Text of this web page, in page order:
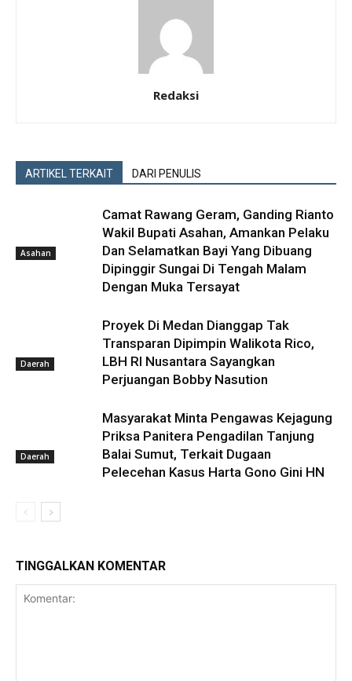
Redaksi
ARTIKEL TERKAIT DARI PENULIS
Asahan
Camat Rawang Geram, Ganding Rianto
Wakil Bupati Asahan, Amankan Pelaku
Dan Selamatkan Bayi Yang Dibuang
Dipinggir Sungai Di Tengah Malam
Dengan Muka Tersayat
Daerah
Proyek Di Medan Dianggap Tak
Transparan Dipimpin Walikota Rico,
LBH RI Nusantara Sayangkan
Perjuangan Bobby Nasution
Daerah
Masyarakat Minta Pengawas Kejagung
Priksa Panitera Pengadilan Tanjung
Balai Sumut, Terkait Dugaan
Pelecehan Kasus Harta Gono Gini HN
TINGGALKAN KOMENTAR